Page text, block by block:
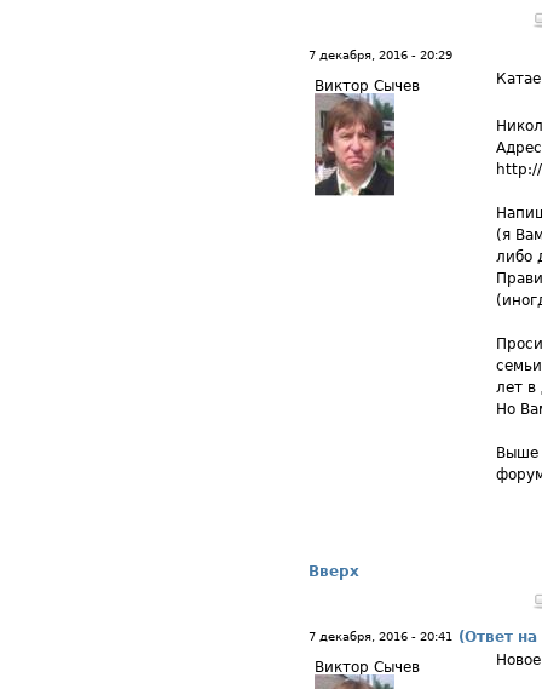
7 декабря, 2016 - 20:29
Виктор Сычев
(я
либо
лет в
Но
Выше
Вверх
7 декабря, 2016 - 20:41
(Ответ
Виктор Сычев